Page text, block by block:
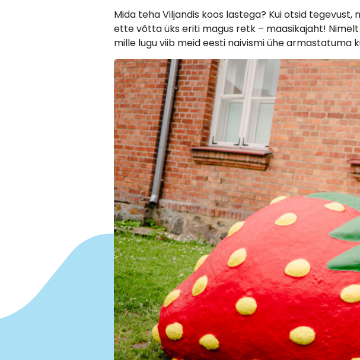
Mida teha Viljandis koos lastega? Kui otsid
ette võtta üks eriti magus retk – maasikajaht!
mille lugu viib meid eesti naivismi ühe armastatuma